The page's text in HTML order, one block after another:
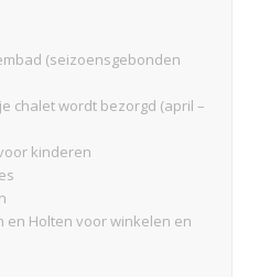
(seizoensgebonden
chalet wordt bezorgd (april –
kinderen
en Holten voor winkelen en